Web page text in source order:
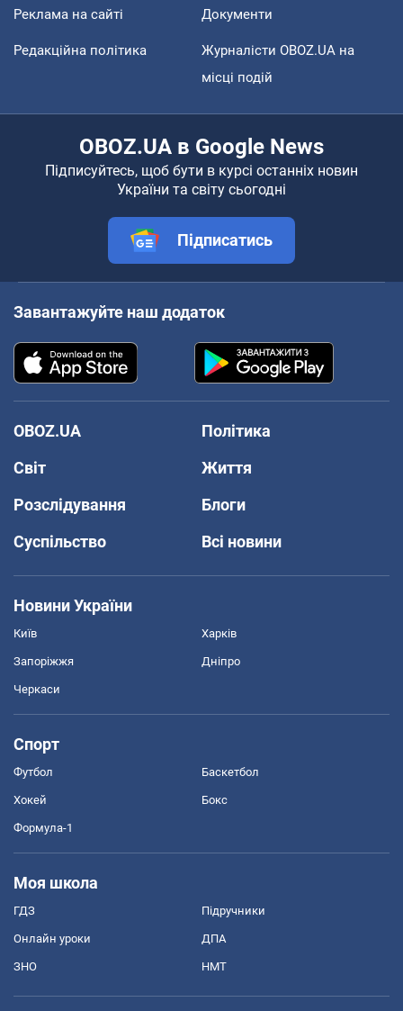
Реклама на сайті Документи
Редакційна політика
Журналісти OBOZ.UA на
місці подій
OBOZ.UA в Google News
Підписуйтесь, щоб бути в курсі останніх новин
України та світу сьогодні
Підписатись
Завантажуйте наш додаток
OBOZ.UA
Політика
Світ
Життя
Розслідування
Блоги
Суспільство
Всі новини
Новини України
Київ Харків
Запоріжжя Дніпро
Черкаси
Спорт
Футбол Баскетбол
Хокей Бокс
Формула-1
Моя школа
ГДЗ Підручники
Онлайн уроки ДПА
ЗНО НМТ